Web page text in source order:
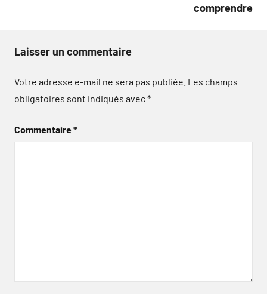
comprendre
Laisser un commentaire
Votre adresse e-mail ne sera pas publiée. Les champs
obligatoires sont indiqués avec*
Commentaire*